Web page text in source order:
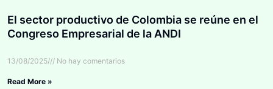
El sector productivo de Colombia se reúne en el
Congreso Empresarial de la ANDI
13/08/2025 No hay comentarios
Read More »